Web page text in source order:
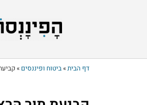
דף הבית»ביטוח ופיננסים »